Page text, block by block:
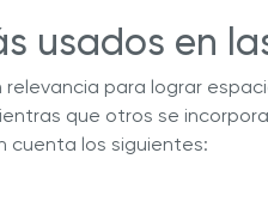
usados en
para lograr
que otros se
cuenta los siguientes: